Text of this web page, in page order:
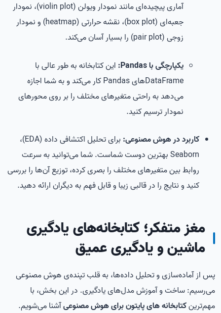
آماری پیچیده‌ای مانند نمودار ویولن (violin plot)، نمودار
جعبه‌ای (box plot)، نقشه حرارتی (heatmap) و نمودار
زوجی (pair plot) را بسیار آسان می‌کند.
یکپارچگی با Pandas:
این کتابخانه به طور عالی با
DataFrameهای Pandas کار می‌کند و به شما اجازه
می‌دهد به راحتی متغیرهای مختلف را بر روی محورهای
نمودار ترسیم کنید.
کاربرد در هوش مصنوعی:
برای تحلیل اکتشافی داده (EDA)،
Seaborn بهترین دوست شماست. شما می‌توانید به سرعت
روابط بین متغیرهای مختلف را بصری کرده، توزیع آن‌ها را بررسی
کنید و نتایج را در قالبی زیبا و قابل فهم به دیگران ارائه دهید.
مغز متفکر؛ کتابخانه‌های یادگیری
ماشین و یادگیری عمیق
پس از آماده‌سازی و تحلیل داده‌ها، به قلب تپنده‌ی هوش مصنوعی
می‌رسیم: ساخت و آموزش مدل‌های یادگیری. در این بخش، با
مهم‌ترینکتابخانه های پایتون برای هوش مصنوعیآشنا می‌شویم.